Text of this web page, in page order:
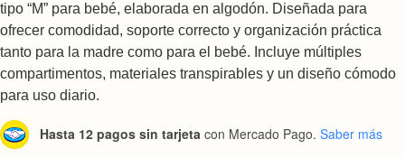
tipo “M” para bebé, elaborada en algodón. Diseñada para
ofrecer comodidad, soporte correcto y organización práctica
tanto para la madre como para el bebé. Incluye múltiples
compartimentos, materiales transpirables y un diseño cómodo
para uso diario.
Hasta 12 pagos sin tarjeta con Mercado Pago. Saber más